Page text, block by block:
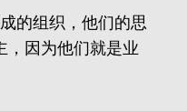
的组织，他们的思
，因为他们就是业